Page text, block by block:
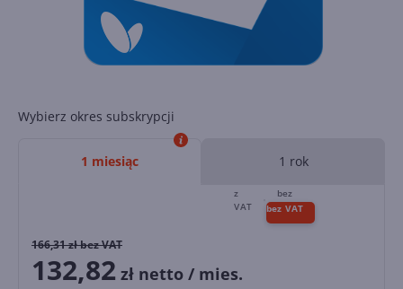
Wybierz okres subskrypcji
1 miesiąc 1 rok
166,31zł bez VAT
132,82 zł netto / mies.